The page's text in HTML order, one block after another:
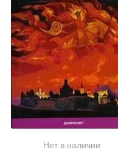
Нет в наличии